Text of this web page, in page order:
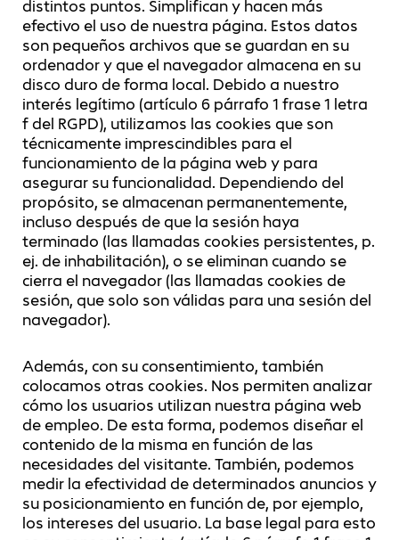
distintos puntos. Simplifican y hacen más
efectivo el uso de nuestra página. Estos datos
son pequeños archivos que se guardan en su
ordenador y que el navegador almacena en su
disco duro de forma local. Debido a nuestro
interés legítimo (artículo 6 párrafo 1 frase 1 letra
f del RGPD), utilizamos las cookies que son
técnicamente imprescindibles para el
funcionamiento de la página web y para
asegurar su funcionalidad. Dependiendo del
propósito, se almacenan permanentemente,
incluso después de que la sesión haya
terminado (las llamadas cookies persistentes, p.
ej. de inhabilitación), o se eliminan cuando se
cierra el navegador (las llamadas cookies de
sesión, que solo son válidas para una sesión del
navegador).
Además, con su consentimiento, también
colocamos otras cookies. Nos permiten analizar
cómo los usuarios utilizan nuestra página web
de empleo. De esta forma, podemos diseñar el
contenido de la misma en función de las
necesidades del visitante. También, podemos
medir la efectividad de determinados anuncios y
su posicionamiento en función de, por ejemplo,
los intereses del usuario. La base legal para esto